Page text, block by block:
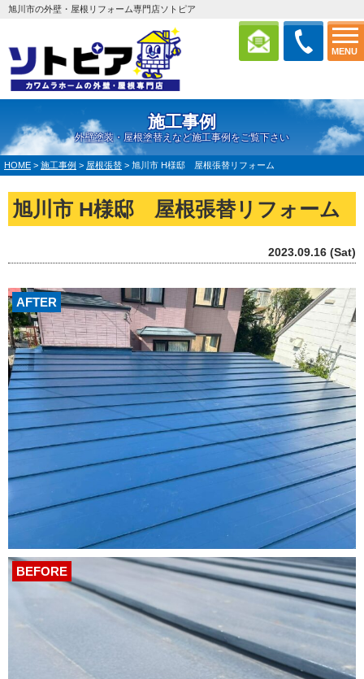
MENU
旭川市の外壁・屋根リフォーム専門店ソトピア
施工事例
外壁塗装・屋根塗替えなど施工事例をご覧下さい
HOME > 施工事例 > 屋根張替 > 旭川市 H様邸 屋根張替リフォーム
旭川市 H様邸 屋根張替リフォーム
2023.09.16 (Sat)
AFTER
BEFORE